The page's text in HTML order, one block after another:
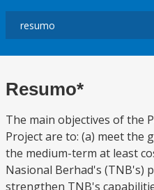
Resumo*
The main objectives of the
Project are to: (a) meet the
the medium-term at least
Nasional Berhad's (TNB's)
strengthen TNB's